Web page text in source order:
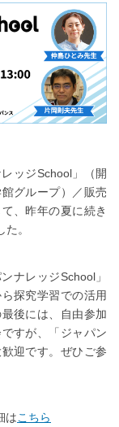
ッジSchool」（開
グループ）／販売
、昨年の夏に続き
。
ナレッジSchool」
探究学習での活用
後には、自由参加
すが、「ジャパン
迎です。ぜひご参
はこちら